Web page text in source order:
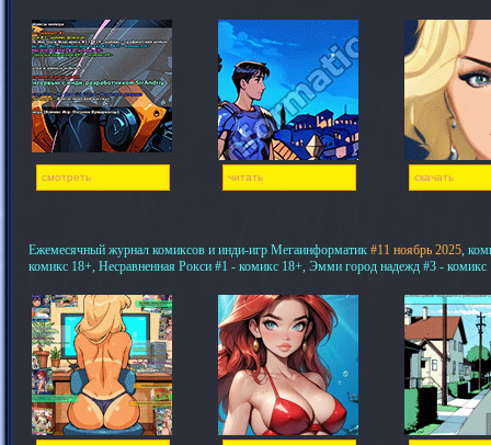
смотреть читать скачать
Ежемесячный журнал комиксов и инди-игр Мегаинформатик #11 ноябрь 2025,
комикс 18+, Несравненная Рокси #1 - комикс 18+, Эмми город надежд #3 - комикс